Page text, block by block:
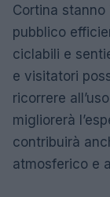
Cortina
pubblico
ciclabili e
e visitatori
ricorrere
migliorerà
contribuirà
atmosferico e